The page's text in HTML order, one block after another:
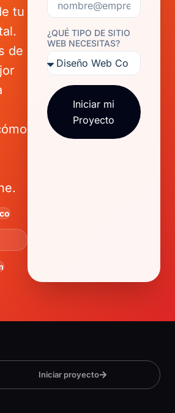
tu
de
¿QUÉ TIPO DE SITIO
WEB NECESITAS?
Iniciar mi
Proyecto
Iniciar proyecto